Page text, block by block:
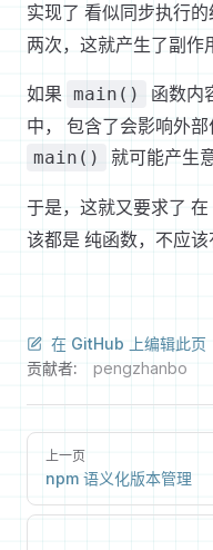
实现了 看似同步执行的
两次，这就产生了副作
如果 main() 函数内
中， 包含了会影响外
main() 就可能产生
于是，这就又要求了 在
该都是 纯函数，不应该
在 GitHub 上编辑此页
贡献者:
pengzhanbo
上一页
npm 语义化版本管理